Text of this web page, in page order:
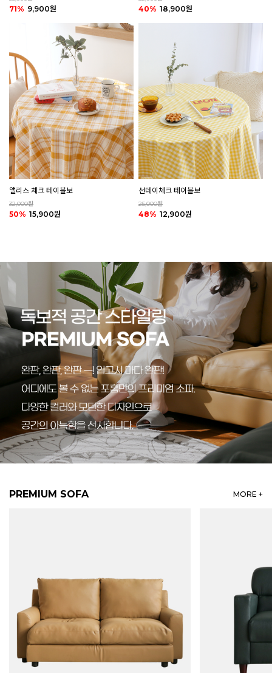
71% 9,900원 40% 18,900원
앨리스 체크 테이블보
32,000원
50% 15,900원
선데이체크 테이블보
25,000원
48% 12,900원
PREMIUM SOFA MORE +